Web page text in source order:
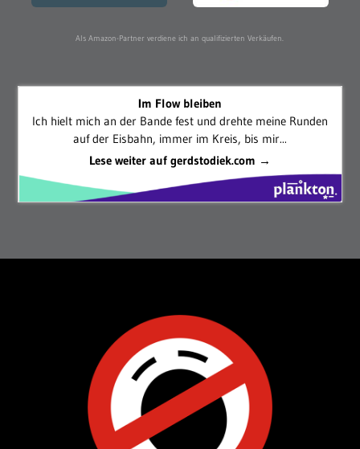
Als Amazon-Partner verdiene ich an qualifizierten Verkäufen.
Im Flow bleiben
Ich hielt mich an der Bande fest und drehte meine Runden
auf der Eisbahn, immer im Kreis, bis mir...
Lese weiter auf gerdstodiek.com →